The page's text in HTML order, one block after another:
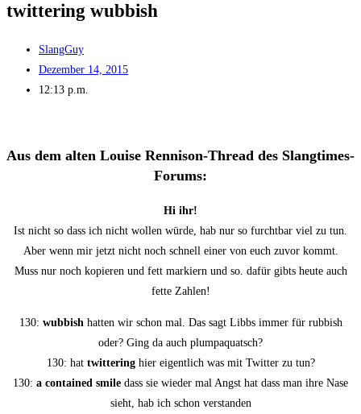
twit­te­ring wubbish
SlangGuy
Dezember 14, 2015
12:13 p.m.
Aus dem alten Loui­se Ren­ni­son-Thread des Slangtimes-
Forums:
Hi ihr!
Ist nicht so dass ich nicht wol­len wür­de, hab nur so furcht­bar viel zu tun.
Aber wenn mir jetzt nicht noch schnell einer von euch zuvor kommt.
Muss nur noch kopie­ren und fett marki­ern und so. dafür gibts heu­te auch
fet­te Zahlen!
130: wub­bishhat­ten wir schon mal. Das sagt Libbs immer für rub­bish
oder? Ging da auch plumpaquatsch?
130: hat twit­te­ringhier eigent­lich was mit Twit­ter zu tun?
130: a con­tai­ned smi­le dass sie wie­der mal Angst hat dass man ihre Nase
sieht, hab ich schon verstanden